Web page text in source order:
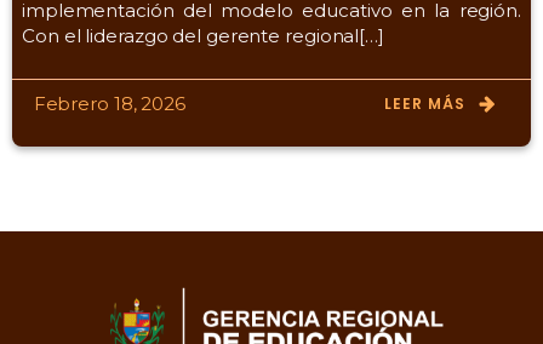
implementación del modelo educativo en la región.
Con el liderazgo del gerente regional[…]
Febrero 18, 2026 LEER MÁS